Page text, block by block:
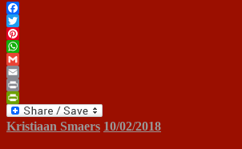
Facebook
Twitter
Pinterest
WhatsApp
Gmail
Email
Print
PrintFriendly
Kristiaan Smaers 10/02/2018